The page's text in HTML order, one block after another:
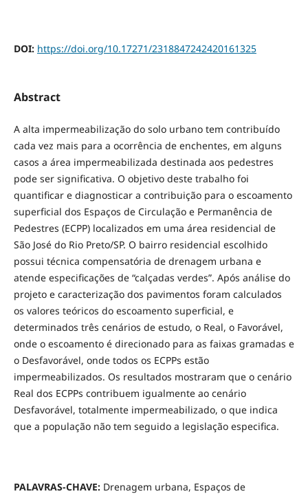
DOI: https://doi.org/10.17271/2318847242420161325
Abstract
A alta impermeabilização do solo urbano tem contribuído
cada vez mais para a ocorrência de enchentes, em alguns
casos a área impermeabilizada destinada aos pedestres
pode ser significativa. O objetivo deste trabalho foi
quantificar e diagnosticar a contribuição para o escoamento
superficial dos Espaços de Circulação e Permanência de
Pedestres (ECPP) localizados em uma área residencial de
São José do Rio Preto/SP. O bairro residencial escolhido
possui técnica compensatória de drenagem urbana e
atende especificações de “calçadas verdes”. Após análise do
projeto e caracterização dos pavimentos foram calculados
os valores teóricos do escoamento superficial, e
determinados três cenários de estudo, o Real, o Favorável,
onde o escoamento é direcionado para as faixas gramadas e
o Desfavorável, onde todos os ECPPs estão
impermeabilizados. Os resultados mostraram que o cenário
Real dos ECPPs contribuem igualmente ao cenário
Desfavorável, totalmente impermeabilizado, o que indica
que a população não tem seguido a legislação especifica.
PALAVRAS-CHAVE: Drenagem urbana, Espaços de